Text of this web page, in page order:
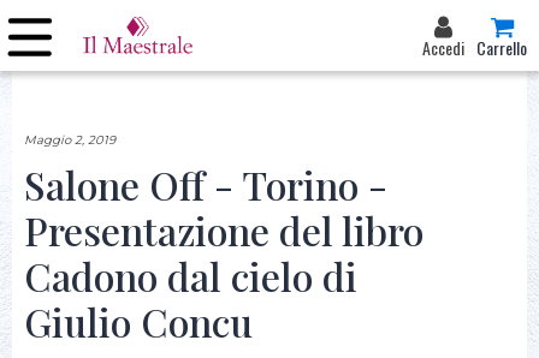
Accedi Carrello
Maggio 2, 2019
Salone Off - Torino -
Presentazione del libro
Cadono dal cielo di
Giulio Concu